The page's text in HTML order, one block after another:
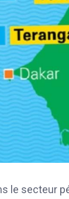
le secteur